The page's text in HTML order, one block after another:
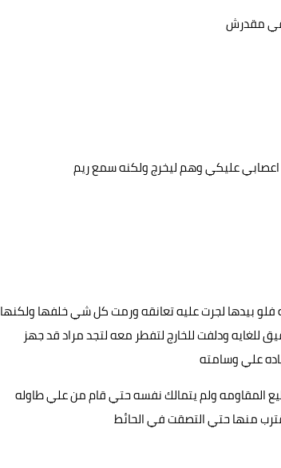
مقدرش
اعصابي عليكي وهم ليخرج ولكنه سمع ريم
فلو بيدها لجرت عليه تعانقه ورمت كل شي خلفها ولكنها
للغايه ودلفت للخارج لتفطر معه لتجد مراد قد جهز
علي وسامته
المقاومه ولم يتمالك نفسه حتي قام من علي طاوله
منها حتي التصقت في الحائط